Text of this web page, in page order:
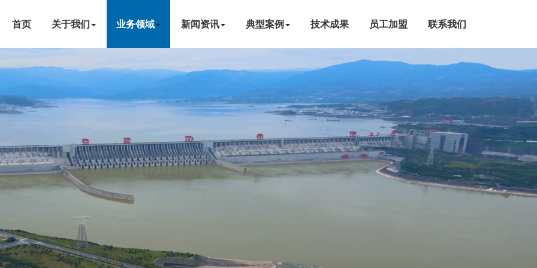
首页 关于我们 业务领域 新闻资讯 典型案例 技术成果 员工加盟 联系我们